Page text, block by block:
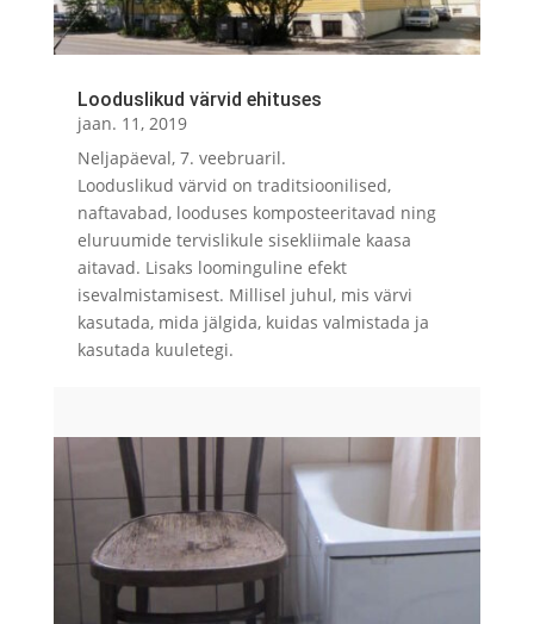
Looduslikud värvid ehituses
jaan. 11, 2019
Neljapäeval, 7. veebruaril.
Looduslikud värvid on traditsioonilised,
naftavabad, looduses komposteeritavad ning
eluruumide tervislikule sisekliimale kaasa
aitavad. Lisaks loominguline efekt
isevalmistamisest. Millisel juhul, mis värvi
kasutada, mida jälgida, kuidas valmistada ja
kasutada kuuletegi.